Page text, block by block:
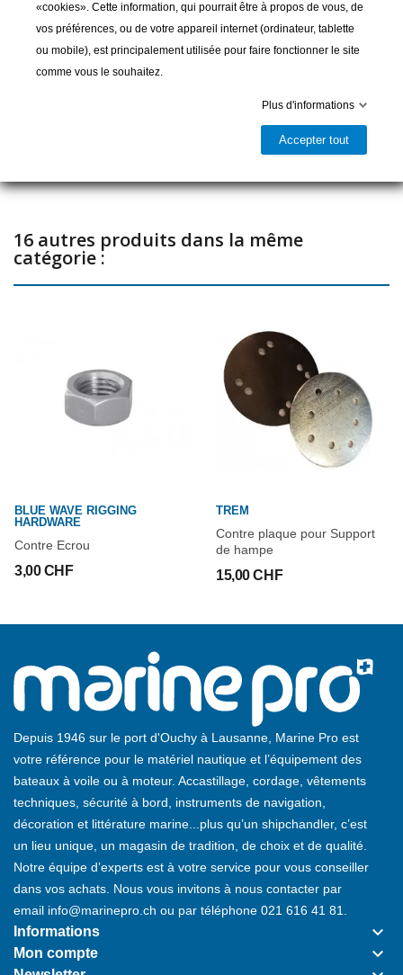
Ajouter au panier
16 autres produits dans la même
catégorie :
BLUE WAVE RIGGING
HARDWARE
Contre Ecrou
3,00 CHF
TREM
Contre plaque pour Support
de hampe
15,00 CHF
Depuis 1946 sur le port d'Ouchy à Lausanne, Marine Pro est
votre référence pour le matériel nautique et l’équipement des
bateaux à voile ou à moteur. Accastillage, cordage, vêtements
techniques, sécurité à bord, instruments de navigation,
décoration et littérature marine...plus qu’un shipchandler, c’est
un lieu unique, un magasin de tradition, de choix et de qualité.
Notre équipe d’experts est à votre service pour vous conseiller
dans vos achats. Nous vous invitons à nous contacter par
email info@marinepro.ch ou par téléphone 021 616 41 81
Informations keyboard_arrow_down
Mon compte keyboard_arrow_down
«cookies». Cette information, qui pourrait être à propos de vous, de
vos préférences, ou de votre appareil internet (ordinateur, tablette
ou mobile), est principalement utilisée pour faire fonctionner le site
comme vous le souhaitez.
Plus d'informations
Accepter tout